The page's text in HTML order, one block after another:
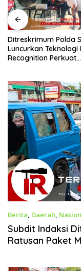
Ditreskrimum Polda
Luncurkan Teknologi
Recognition Perkuat
di TIFF Tomohon
Berita, Daerah,
Subdit Indaksi
Ratusan Paket